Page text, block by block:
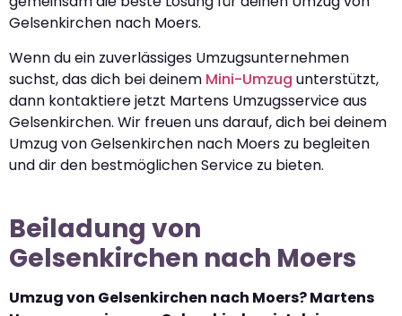
Gelsenkirchen nach Moers.
Wenn du ein zuverlässiges Umzugsunternehmen
suchst, das dich bei deinem Mini-Umzug unterstützt,
dann kontaktiere jetzt Martens Umzugsservice aus
Gelsenkirchen. Wir freuen uns darauf, dich bei deinem
Umzug von Gelsenkirchen nach Moers zu begleiten
und dir den bestmöglichen Service zu bieten.
Beiladung von
Gelsenkirchen nach Moers
Umzug von Gelsenkirchen nach Moers? Martens